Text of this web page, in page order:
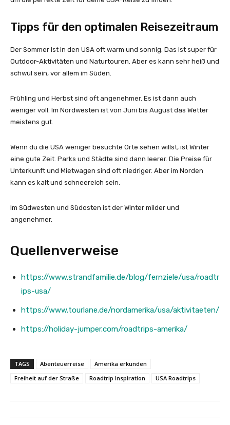
Tipps für den optimalen Reisezeitraum
Der Sommer ist in den USA oft warm und sonnig. Das ist super für
Outdoor-Aktivitäten und Naturtouren. Aber es kann sehr heiß und
schwül sein, vor allem im Süden.
Frühling und Herbst sind oft angenehmer. Es ist dann auch
weniger voll. Im Nordwesten ist von Juni bis August das Wetter
meistens gut.
Wenn du die USA weniger besuchte Orte sehen willst, ist Winter
eine gute Zeit. Parks und Städte sind dann leerer. Die Preise für
Unterkunft und Mietwagen sind oft niedriger. Aber im Norden
kann es kalt und schneereich sein.
Im Südwesten und Südosten ist der Winter milder und
angenehmer.
Quellenverweise
https://www.strandfamilie.de/blog/fernziele/usa/roadtr
ips-usa/
https://www.tourlane.de/nordamerika/usa/aktivitaeten/
https://holiday-jumper.com/roadtrips-amerika/
TAGS Abenteuerreise
Amerika erkunden
Freiheit auf der Straße
Roadtrip Inspiration USA Roadtrips